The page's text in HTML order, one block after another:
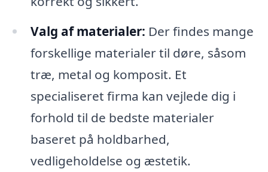
Valg af materialer: Der findes mange
forskellige materialer til døre, såsom
træ, metal og komposit. Et
specialiseret firma kan vejlede dig i
forhold til de bedste materialer
baseret på holdbarhed,
vedligeholdelse og æstetik.